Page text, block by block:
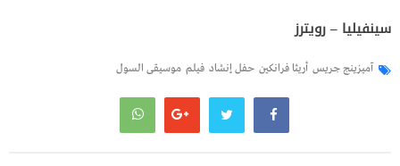
سينفيليا – رويترز
آميزينج جريس أريثا فرانكين حفل إنشاد فيلم موسيقى السول